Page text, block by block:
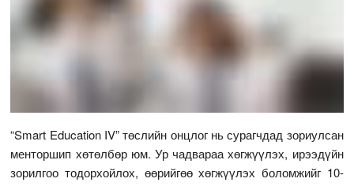
“Smart Education IV” төслийн онцлог нь сурагчдад зориулсан
менторшип хөтөлбөр юм. Ур чадвараа хөгжүүлэх, ирээдүйн
зорилгоо тодорхойлох, өөрийгөө хөгжүүлэх боломжийг 10-